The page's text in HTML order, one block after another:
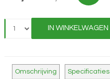
IN WINKELWAGEN
Omschrijving Specificaties